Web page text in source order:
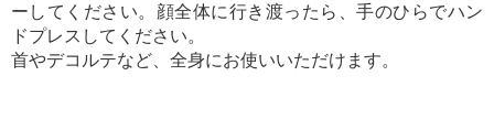
ーしてください。顔全体に行き渡ったら、手のひらでハン
ドプレスしてください。
首やデコルテなど、全身にお使いいただけます。